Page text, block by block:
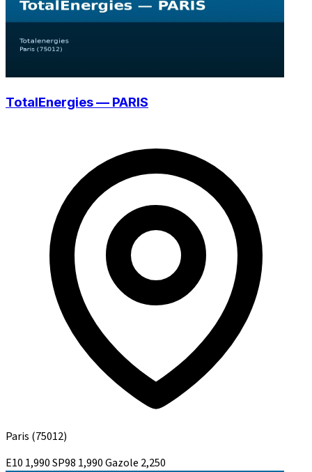
TotalEnergies — PARIS
Paris (75012)
E10 1,990SP98 1,990Gazole 2,250